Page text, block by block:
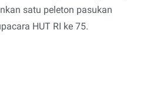
satu peleton pasukan
HUT RI ke 75.